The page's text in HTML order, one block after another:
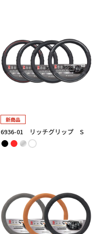
新商品
6936-01 リッチグリップ S